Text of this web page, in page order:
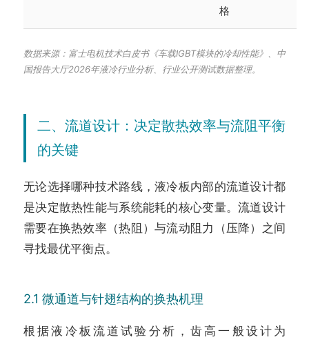
格
数据来源：富士电机技术白皮书《车载IGBT模块的冷却性能》、中
国报告大厅2026年液冷行业分析、行业公开测试数据整理。
二、流道设计：决定散热效率与流阻平衡
的关键
无论选择哪种技术路线，液冷板内部的流道设计都
是决定散热性能与系统能耗的核心变量。流道设计
需要在换热效率（热阻）与流动阻力（压降）之间
寻找最优平衡点。
2.1 微通道与针翅结构的换热机理
根据液冷板流道试验分析，齿高一般设计为